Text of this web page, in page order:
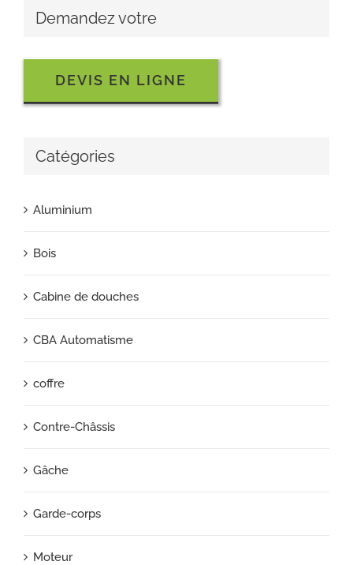
Demandez votre
DEVIS EN LIGNE
Catégories
Aluminium
Bois
Cabine de douches
CBA Automatisme
coffre
Contre-Châssis
Gâche
Garde-corps
Moteur